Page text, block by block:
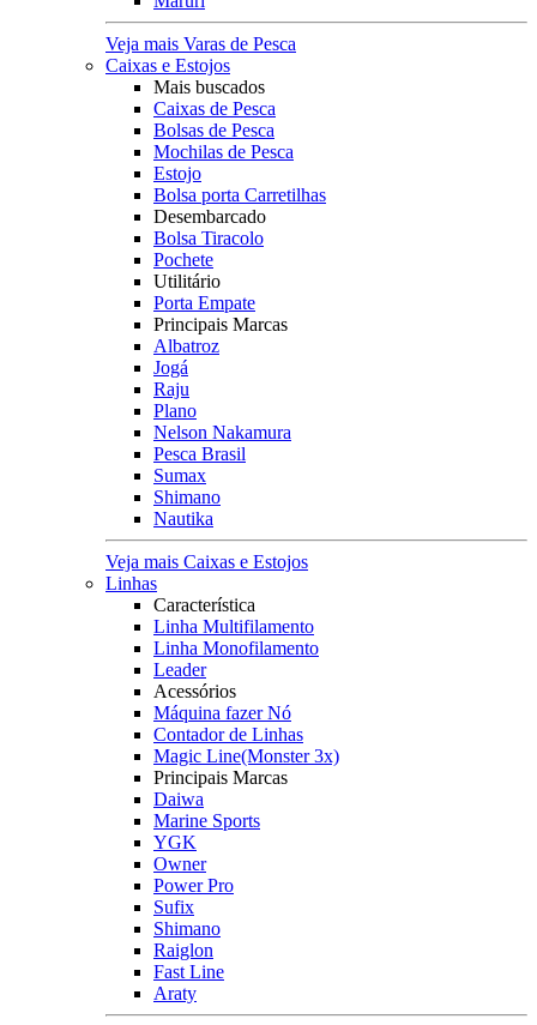
Veja mais Varas de Pesca
Caixas e Estojos
Mais buscados
Caixas de Pesca
Bolsas de Pesca
Mochilas de Pesca
Estojo
Bolsa porta Carretilhas
Desembarcado
Bolsa Tiracolo
Pochete
Utilitário
Porta Empate
Principais Marcas
Albatroz
Jogá
Raju
Plano
Nelson Nakamura
Pesca Brasil
Sumax
Shimano
Nautika
Veja mais Caixas e Estojos
Linhas
Característica
Linha Multifilamento
Linha Monofilamento
Leader
Acessórios
Máquina fazer Nó
Contador de Linhas
Magic Line(Monster 3x)
Principais Marcas
Daiwa
Marine Sports
YGK
Owner
Power Pro
Sufix
Shimano
Raiglon
Fast Line
Araty